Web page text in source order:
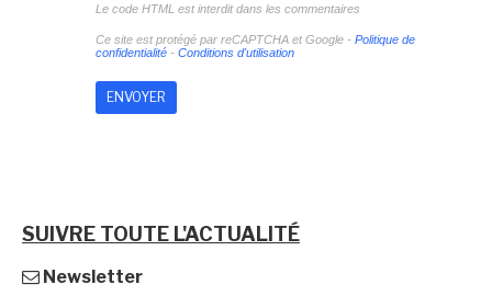
Le code HTML est interdit dans les commentaires
Ce site est protégé par reCAPTCHA et Google - Politique de
confidentialité- Conditions d'utilisation
SUIVRE TOUTE L'ACTUALITÉ
Newsletter